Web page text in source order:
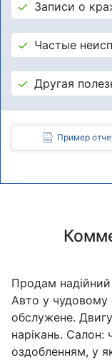
Записи о
Частые
Другая
Пример
Продам
Авто у чудовому
обслужене.
нарікань. Салон:
оздобленням, у